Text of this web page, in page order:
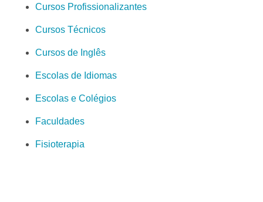
Cursos Profissionalizantes
Cursos Técnicos
Cursos de Inglês
Escolas de Idiomas
Escolas e Colégios
Faculdades
Fisioterapia